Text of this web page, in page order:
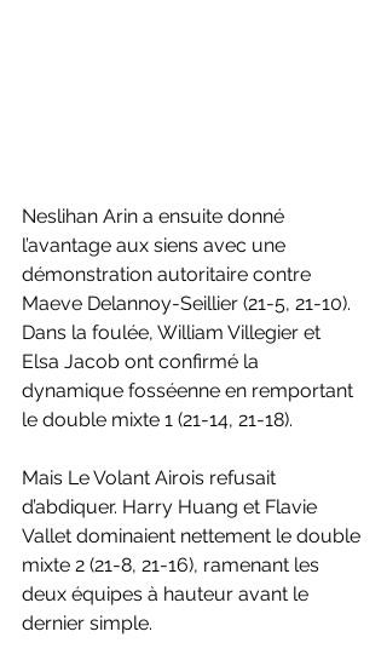
Neslihan Arin a ensuite donné
l’avantage aux siens avec une
démonstration autoritaire contre
Maeve Delannoy-Seillier (21-5, 21-10).
Dans la foulée, William Villegier et
Elsa Jacob ont confirmé la
dynamique fosséenne en remportant
le double mixte 1 (21-14, 21-18).
Mais Le Volant Airois refusait
d’abdiquer. Harry Huang et Flavie
Vallet dominaient nettement le double
mixte 2 (21-8, 21-16), ramenant les
deux équipes à hauteur avant le
dernier simple.